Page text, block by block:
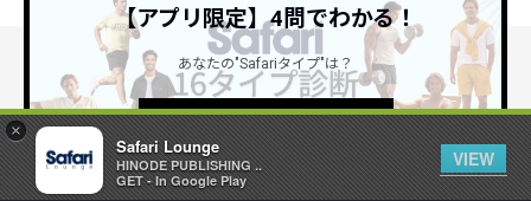
×
Safari Lounge
HINODE PUBLISHING ..
GET - In Google Play
VIEW
公式SNSアカウント
【アプリ限定】4問でわかる！
あなたの"Safariタイプ"は？
詳しくはこちら ＞